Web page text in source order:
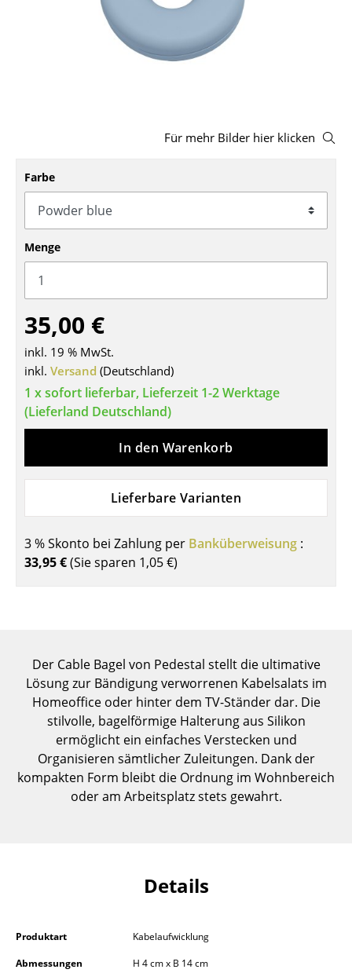
Schaukelstühle
Bürodrehstühle
Konferenzstühle
Bürosessel
Einzelteile
... alle Sitzmöbel
Tische
Esstische
Couchtische
Schreibtische
Konferenztische
Gartentische
Servierwagen
Einzelteile
... alle Tische
Aufbewahren
TV Möbel
Für mehr Bilder hier klicken
Farbe
Menge
35,00 €
inkl. 19 % MwSt.
inkl. Versand (Deutschland)
1 x sofort lieferbar, Lieferzeit 1-2 Werktage
(Lieferland Deutschland)
In den Warenkorb
Lieferbare Varianten
3 % Skonto bei Zahlung per Banküberweisung :
33,95 €(Sie sparen 1,05 €)
Der Cable Bagel von Pedestal stellt die ultimative
Lösung zur Bändigung verworrenen Kabelsalats im
Homeoffice oder hinter dem TV-Ständer dar. Die
stilvolle, bagelförmige Halterung aus Silikon
ermöglicht ein einfaches Verstecken und
Organisieren sämtlicher Zuleitungen. Dank der
kompakten Form bleibt die Ordnung im Wohnbereich
oder am Arbeitsplatz stets gewahrt.
Details
Produktart
Kabelaufwicklung
Abmessungen
H 4 cm x B 14 cm